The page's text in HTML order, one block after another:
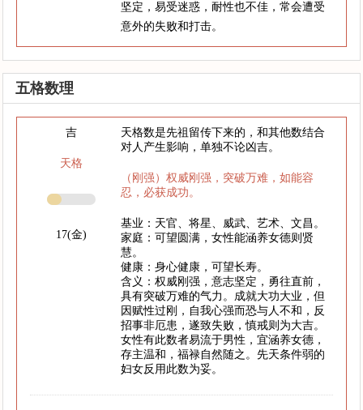
坚定，易受迷惑，耐性也不佳，常会遭受
意外的失败和打击。
五格数理
吉
天格
17(金)
天格数是先祖留传下来的，和其他数结合
对人产生影响，单独不论凶吉。
（刚强）权威刚强，突破万难，如能容
忍，必获成功。
基业：天官、将星、威武、艺术、文昌。
家庭：可望圆满，女性能涵养女德则贤
慧。
健康：身心健康，可望长寿。
含义：权威刚强，意志坚定，勇往直前，
具有突破万难的气力。成就大功大业，但
因赋性过刚，自我心强而恐与人不和，反
招事非厄患，遂致失败，慎戒则为大吉。
女性有此数者易流于男性，宜涵养女德，
存主温和，福禄自然随之。先天条件弱的
妇女反用此数为妥。